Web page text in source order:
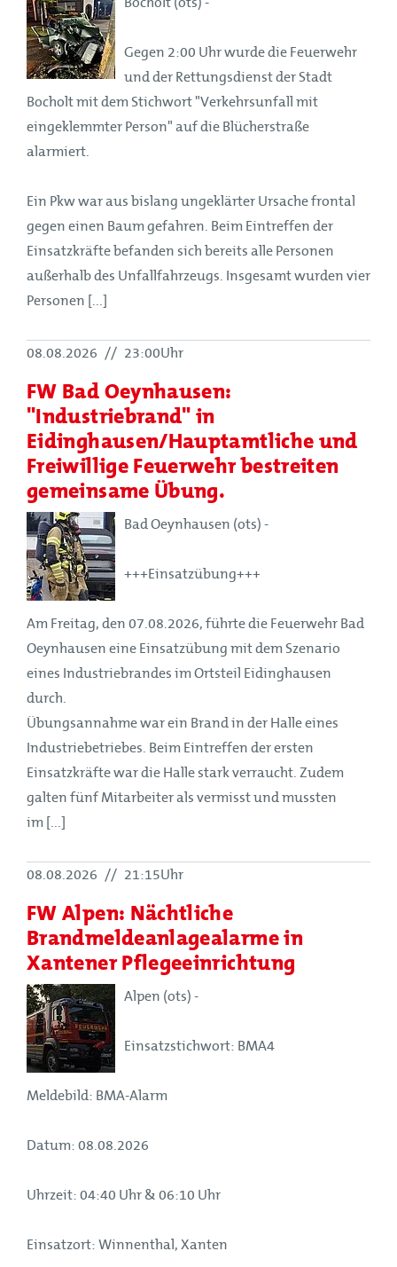
Gegen 2:00 Uhr wurde die Feuerwehr
und der Rettungsdienst der Stadt
Bocholt mit dem Stichwort "Verkehrsunfall mit
eingeklemmter Person" auf die Blücherstraße
alarmiert.
Ein Pkw war aus bislang ungeklärter Ursache frontal
gegen einen Baum gefahren. Beim Eintreffen der
Einsatzkräfte befanden sich bereits alle Personen
außerhalb des Unfallfahrzeugs. Insgesamt wurden vier
Personen [...]
08.08.2026 // 23:00Uhr
FW Bad Oeynhausen:
"Industriebrand" in
Eidinghausen/Hauptamtliche und
Freiwillige Feuerwehr bestreiten
gemeinsame Übung.
Bad Oeynhausen (ots) -
+++Einsatzübung+++
Am Freitag, den 07.08.2026, führte die Feuerwehr Bad
Oeynhausen eine Einsatzübung mit dem Szenario
eines Industriebrandes im Ortsteil Eidinghausen
durch.
Übungsannahme war ein Brand in der Halle eines
Industriebetriebes. Beim Eintreffen der ersten
Einsatzkräfte war die Halle stark verraucht. Zudem
galten fünf Mitarbeiter als vermisst und mussten
im [...]
08.08.2026 // 21:15Uhr
FW Alpen: Nächtliche
Brandmeldeanlagealarme in
Xantener Pflegeeinrichtung
Alpen (ots) -
Einsatzstichwort: BMA4
Meldebild: BMA-Alarm
Datum: 08.08.2026
Uhrzeit: 04:40 Uhr & 06:10 Uhr
Einsatzort: Winnenthal, Xanten